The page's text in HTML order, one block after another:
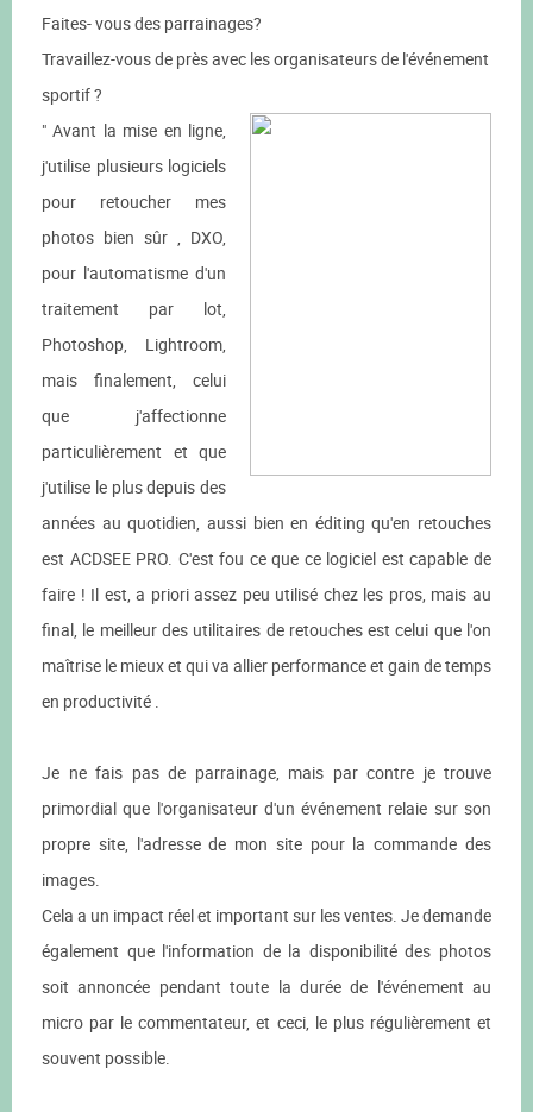
Faites- vous des parrainages?
Travaillez-vous de près avec les organisateurs de l'événement
sportif ?
" Avant la mise en ligne,
j'utilise plusieurs logiciels
pour retoucher mes
photos bien sûr , DXO,
pour l'automatisme d'un
traitement par lot,
Photoshop, Lightroom,
mais finalement, celui
que j'affectionne
particulièrement et que
j'utilise le plus depuis des
années au quotidien, aussi bien en éditing qu'en retouches
est ACDSEE PRO. C'est fou ce que ce logiciel est capable de
faire ! Il est, a priori assez peu utilisé chez les pros, mais au
final, le meilleur des utilitaires de retouches est celui que l'on
maîtrise le mieux et qui va allier performance et gain de temps
en productivité .
Je ne fais pas de parrainage, mais par contre je trouve
primordial que l'organisateur d'un événement relaie sur son
propre site, l'adresse de mon site pour la commande des
images.
Cela a un impact réel et important sur les ventes. Je demande
également que l'information de la disponibilité des photos
soit annoncée pendant toute la durée de l'événement au
micro par le commentateur, et ceci, le plus régulièrement et
souvent possible.